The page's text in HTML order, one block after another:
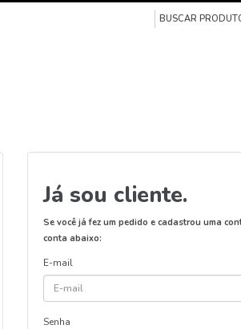
Já sou cliente.
Se você já fez um pedido e cadastrou uma
conta abaixo:
E-mail
Senha